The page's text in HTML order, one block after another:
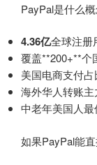
PayPal是什么概
4.36亿全球注册
覆盖**200+**个
美国电商支付占
海外华人转账
中老年美国人
如果PayPal能